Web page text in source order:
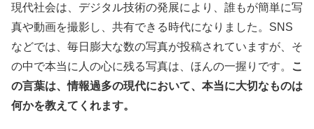
現代社会は、デジタル技術の発展により、誰もが簡単に写
真や動画を撮影し、共有できる時代になりました。SNS
などでは、毎日膨大な数の写真が投稿されていますが、そ
の中で本当に人の心に残る写真は、ほんの一握りです。
こ
の言葉は、情報過多の現代において、本当に大切なものは
何かを教えてくれます。